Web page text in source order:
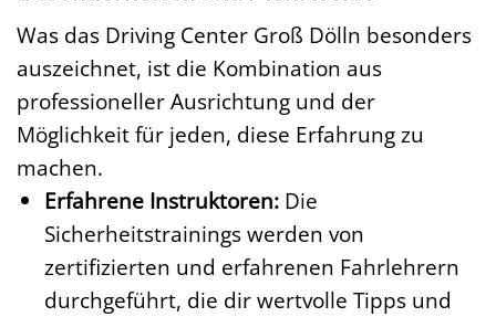
Was das Driving Center Groß Dölln besonders
auszeichnet, ist die Kombination aus
professioneller Ausrichtung und der
Möglichkeit für jeden, diese Erfahrung zu
machen.
Erfahrene Instruktoren:Die
Sicherheitstrainings werden von
zertifizierten und erfahrenen Fahrlehrern
durchgeführt, die dir wertvolle Tipps und